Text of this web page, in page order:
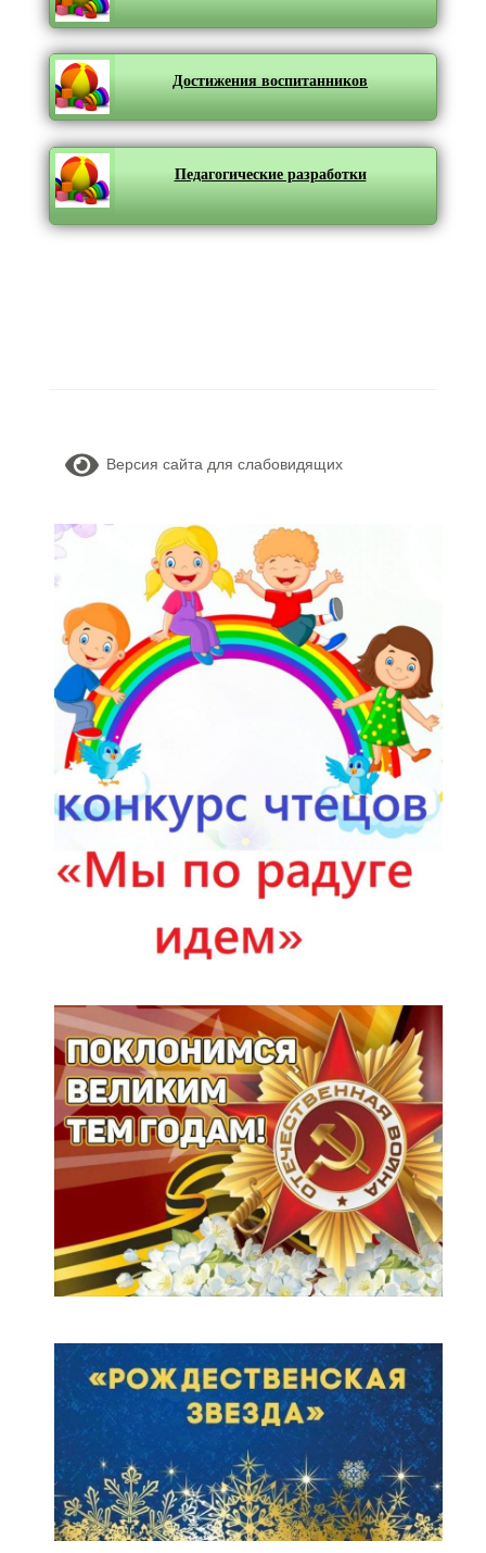
Достижения воспитанников
Педагогические разработки
Версия сайта для слабовидящих